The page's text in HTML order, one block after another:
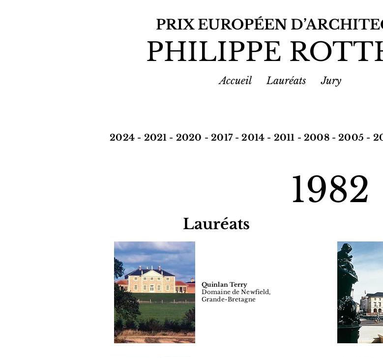
PRIX EUROPÉEN
PHILIPPE
Accueil Lauréats Jury
2024 - 2021 - 2020 -2017-2014 - 2011 - 2008-2005 -
1982
Lauréats
Quinlan Terry
Domaine de Newfield,
Grande-Bretagne